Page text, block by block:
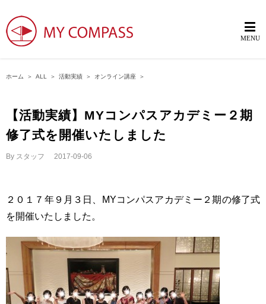
ホーム ＞ ALL ＞ 活動実績 ＞ オンライン講座 ＞
【活動実績】MYコンパスアカデミー２期
修了式を開催いたしました
By スタッフ 2017-09-06
２０１７年９月３日、MYコンパスアカデミー２期の修了式
を開催いたしました。